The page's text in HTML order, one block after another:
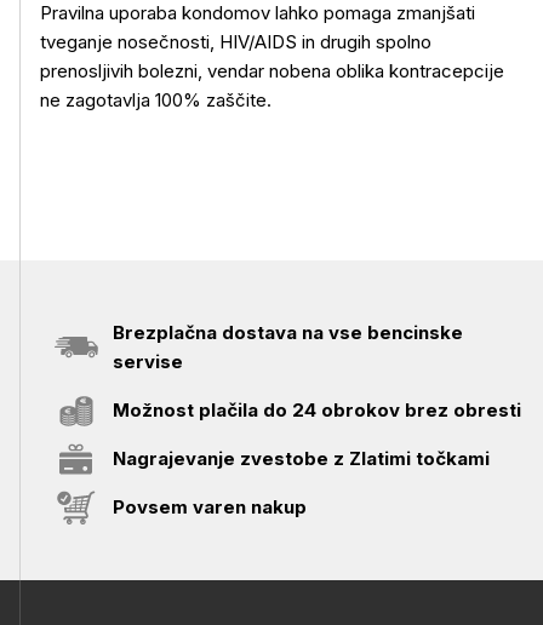
Pravilna uporaba kondomov lahko pomaga zmanjšati
tveganje nosečnosti, HIV/AIDS in drugih spolno
prenosljivih bolezni, vendar nobena oblika kontracepcije
ne zagotavlja 100% zaščite.
Brezplačna dostava na vse bencinske
servise
Možnost plačila do 24 obrokov brez obresti
Nagrajevanje zvestobe z Zlatimi točkami
Povsem varen nakup